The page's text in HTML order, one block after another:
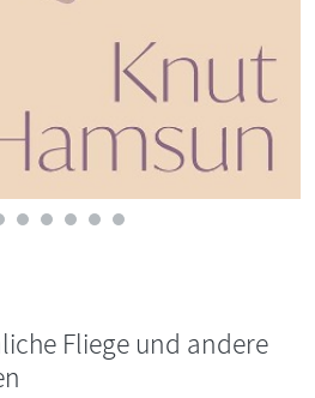
Fliege und andere